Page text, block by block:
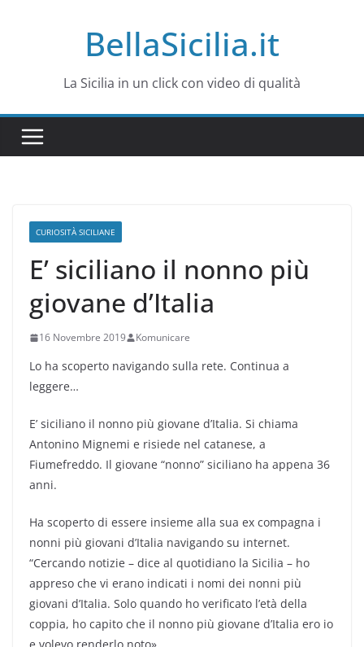
BellaSicilia.it
La Sicilia in un click con video di qualità
CURIOSITÀ SICILIANE
E’ siciliano il nonno più
giovane d’Italia
16 Novembre 2019 Komunicare
Lo ha scoperto navigando sulla rete. Continua a
leggere…
E’ siciliano il nonno più giovane d’Italia. Si chiama
Antonino Mignemi e risiede nel catanese, a
Fiumefreddo. Il giovane “nonno” siciliano ha appena 36
anni.
Ha scoperto di essere insieme alla sua ex compagna i
nonni più giovani d’Italia navigando su internet.
“Cercando notizie – dice al quotidiano la Sicilia – ho
appreso che vi erano indicati i nomi dei nonni più
giovani d’Italia. Solo quando ho verificato l’età della
coppia, ho capito che il nonno più giovane d’Italia ero io